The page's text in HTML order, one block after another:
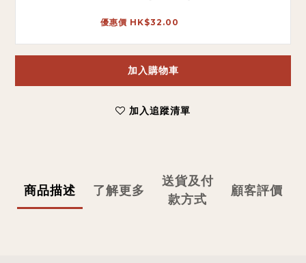
優惠價 HK$32.00
加入購物車
加入追蹤清單
商品描述 了解更多
送貨及付
款方式
顧客評價